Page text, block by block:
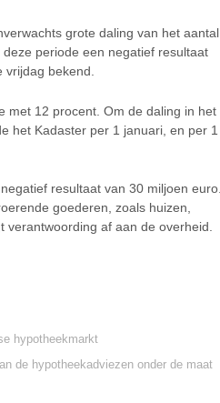
grote daling van het aantal
periode een negatief resultaat
bekend.
met 12 procent. Om de daling in het
het Kadaster per 1 januari, en per 1
resultaat van 30 miljoen euro.
goederen, zoals huizen,
af aan de overheid.
hypotheekmarkt
de hypotheekadviezen onder de maat